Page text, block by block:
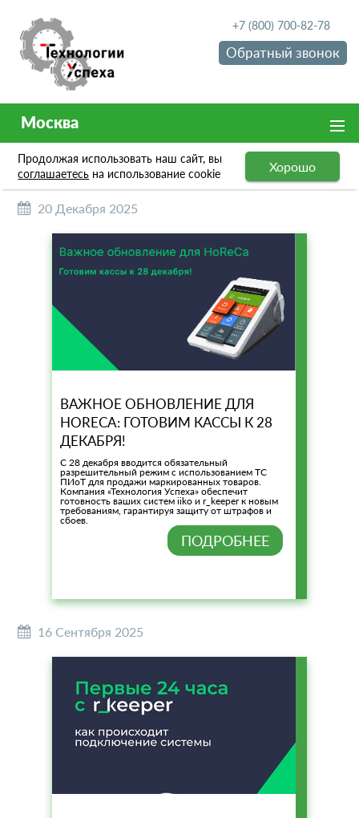
+7 (800) 700-82-78
Обратный звонок
Москва
Продолжая использовать наш сайт, вы
соглашаетесь на использование cookie Хорошо
НОВОСТИ
20 Декабря 2025
ВАЖНОЕ ОБНОВЛЕНИЕ ДЛЯ
HORECA: ГОТОВИМ КАССЫ К 28
ДЕКАБРЯ!
С 28 декабря вводится обязательный
разрешительный режим с использованием ТС
ПИоТ для продажи маркированных товаров.
Компания «Технология Успеха» обеспечит
готовность ваших систем iiko и r_keeper к новым
требованиям, гарантируя защиту от штрафов и
сбоев.
ПОДРОБНЕЕ
16 Сентября 2025